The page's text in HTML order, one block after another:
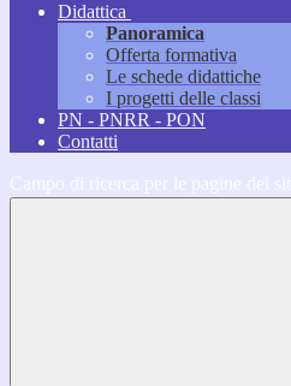
Didattica
Panoramica
Offerta formativa
Le schede didattiche
I progetti delle classi
PN - PNRR - PON
Contatti